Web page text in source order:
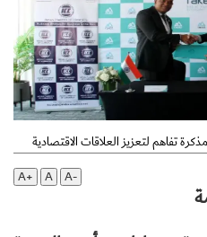
تفاهم لتعزيز العلاقات الاقتصادية
A+
A A-